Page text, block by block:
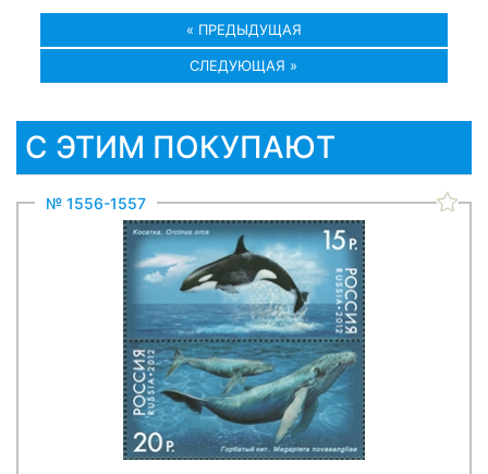
« ПРЕДЫДУЩАЯ
СЛЕДУЮЩАЯ »
С ЭТИМ ПОКУПАЮТ
№ 1556-1557